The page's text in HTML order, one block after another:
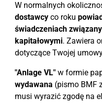
W normalnych
dostawcy co roku
świadczeniach
kapitałowymi. Zawiera
dotyczące Twojej
"Anlage VL" w formie
wydawana (pismo BMF
musi wyrazić zgodę na